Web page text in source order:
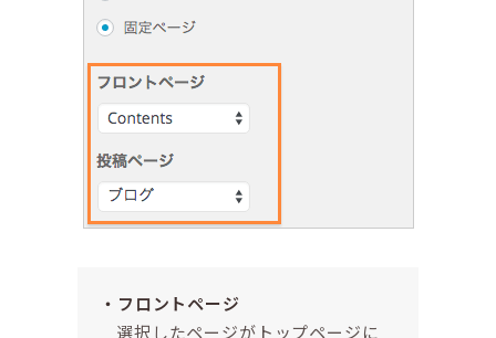
フロントページ
選択したページがトップページに